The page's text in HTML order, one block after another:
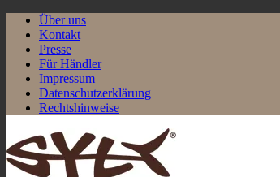
Zum
Inhalt
springen
Über uns
Kontakt
Presse
Für Händler
Impressum
Datenschutzerklärung
Rechtshinweise